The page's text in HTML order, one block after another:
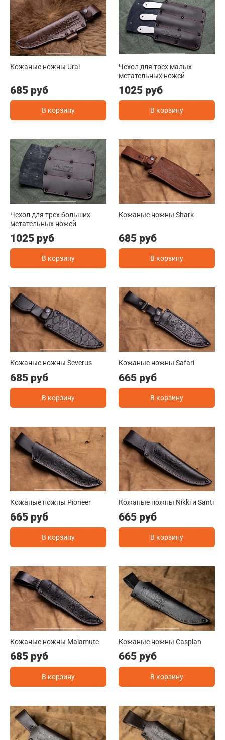
Кожаные ножны Ural
685 руб
В корзину
Чехол для трех малых
метательных ножей
1025 руб
В корзину
Чехол для трех больших
метательных ножей
1025 руб
В корзину
Кожаные ножны Shark
685 руб
В корзину
Кожаные ножны Severus
685 руб
В корзину
Кожаные ножны Safari
665 руб
В корзину
Кожаные ножны Pioneer
665 руб
В корзину
Кожаные ножны Nikki и Santi
665 руб
В корзину
Кожаные ножны Malamute
685 руб
В корзину
Кожаные ножны Caspian
665 руб
В корзину